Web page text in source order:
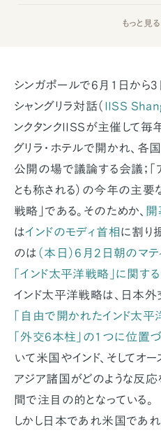
もっと見る
シンガポールで6月1日から
シャングリラ対話（ IISS
ンクタンクIISSが主催して毎
グリラ・ホテルで開かれ、
公開の場で議論する会議；「
とも称される）の今年の主要
戦略」である。そのためか、 開
はインドのモディ首相に割り
のは （本日）6月2日朝のマ
「インド太平洋戦略」に関す
インド太平洋戦略は、日本外
「自由で開かれたインド太
「外交6本柱」の1つに位置
いて米国やインド、そしてオ
アジア諸国がどのような反
間で注目の的となっている。
しかし日本であれ米国であれ